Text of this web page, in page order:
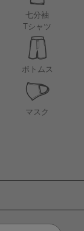
七分袖
Tシャツ
ボトムス
マスク